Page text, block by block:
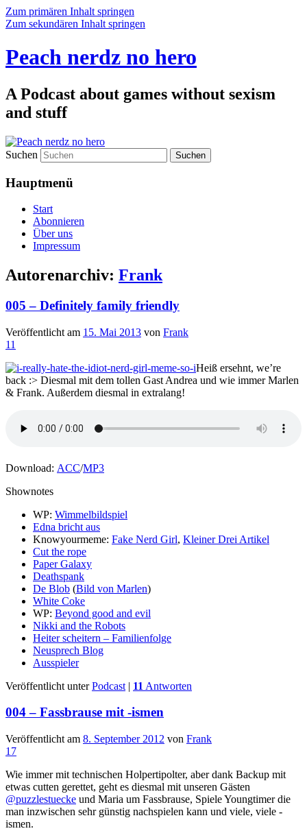
Zum primären Inhalt springen
Zum sekundären Inhalt springen
Peach nerdz no hero
A Podcast about games without sexism
and stuff
Suchen
Hauptmenü
Start
Abonnieren
Über uns
Impressum
Autorenarchiv: Frank
005 – Definitely family friendly
Veröffentlicht am 15. Mai 2013 von Frank
11
Heiß ersehnt, we’re
back :> Diesmal mit dem tollen Gast Andrea und wie immer Marlen
& Frank. Außerdem diesmal in extralang!
Download: ACC/MP3
Shownotes
WP: Wimmelbildspiel
Edna bricht aus
Knowyourmeme: Fake Nerd Girl, Kleiner Drei Artikel
Cut the rope
Paper Galaxy
Deathspank
De Blob (Bild von Marlen)
White Coke
WP: Beyond good and evil
Nikki and the Robots
Heiter scheitern – Familienfolge
Neusprech Blog
Ausspieler
Veröffentlicht unter Podcast | 11 Antworten
004 – Fassbrause mit -ismen
Veröffentlicht am 8. September 2012 von Frank
17
Wie immer mit technischen Holpertipolter, aber dank Backup mit
etwas cutten gerettet, geht es diesmal mit unseren Gästen
@puzzlestuecke und Maria um Fassbrause, Spiele Youngtimer die
man inzwischen sehr günstig nachspielen kann und viele, viele -
ismen.